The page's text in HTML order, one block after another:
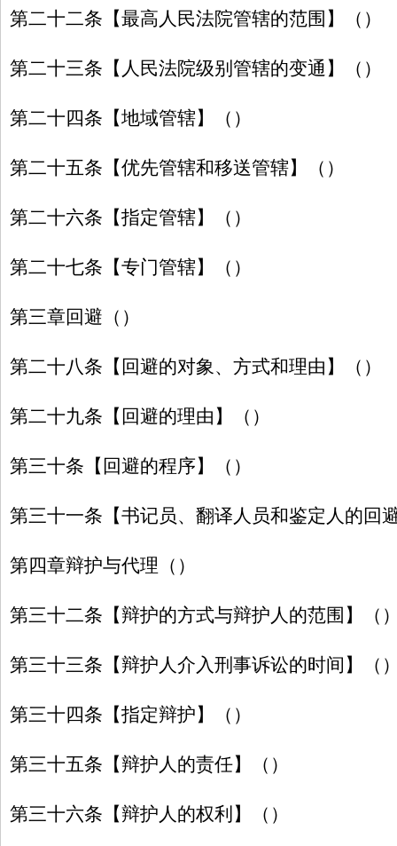
第二十二条【最高人民法院管辖的范围】（）
第二十三条【人民法院级别管辖的变通】（）
第二十四条【地域管辖】（）
第二十五条【优先管辖和移送管辖】（）
第二十六条【指定管辖】（）
第二十七条【专门管辖】（）
第三章回避（）
第二十八条【回避的对象、方式和理由】（）
第二十九条【回避的理由】（）
第三十条【回避的程序】（）
第三十一条【书记员、翻译人员和鉴定人的回
第四章辩护与代理（）
第三十二条【辩护的方式与辩护人的范围】（
第三十三条【辩护人介入刑事诉讼的时间】（
第三十四条【指定辩护】（）
第三十五条【辩护人的责任】（）
第三十六条【辩护人的权利】（）